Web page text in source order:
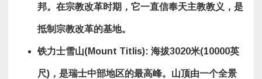
邦。在宗教改革时期，它一直信奉天主教教义，是
抵制宗教改革的基地。
铁力士雪山(Mount Titlis): 海拔3020米(10000英
尺) ，是瑞士中部地区的最高峰。山顶由一个全景